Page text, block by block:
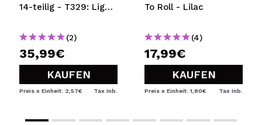
14-teilig - T329: Light
(2)
35,99€
KAUFEN
Preis x Einheit: 2,57€ Tax Inb.
To Roll - Lilac
(4)
17,99€
KAUFEN
Preis x Einheit: 1,80€ Tax Inb.